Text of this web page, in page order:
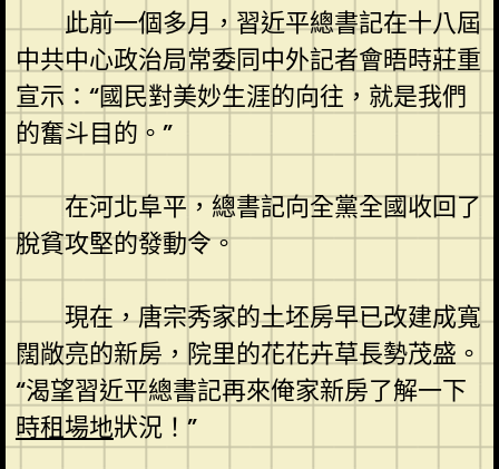
此前一個多月，習近平總書記在十八屆
中共中心政治局常委同中外記者會晤時莊重
宣示：“國民對美妙生涯的向往，就是我們
的奮斗目的。”
在河北阜平，總書記向全黨全國收回了
脫貧攻堅的發動令。
現在，唐宗秀家的土坯房早已改建成寬
闊敞亮的新房，院里的花花卉草長勢茂盛。
“渴望習近平總書記再來俺家新房了解一下
時租場地狀況！”